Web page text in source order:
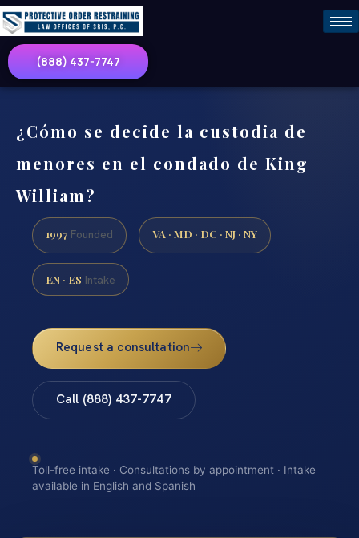
(888) 437-7747
¿Cómo se decide la custodia de
menores en el condado de King
William?
1997 Founded VA · MD · DC · NJ · NY
EN · ES Intake
Request a consultation
Call (888) 437-7747
Toll-free intake · Consultations by appointment · Intake
available in English and Spanish